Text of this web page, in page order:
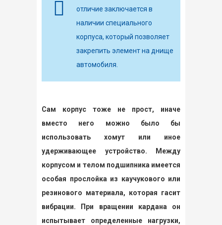
отличие заключается в
наличии специального
корпуса, который позволяет
закрепить элемент на днище
автомобиля.
Сам корпус тоже не прост, иначе
вместо него можно было бы
использовать хомут или иное
удерживающее устройство. Между
корпусом и телом подшипника имеется
особая прослойка из каучукового или
резинового материала, которая гасит
вибрации. При вращении кардана он
испытывает определенные нагрузки,